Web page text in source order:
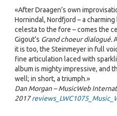
«After Draagen’s own
Hornindal, Nordfjord – a
celesta to the fore – comes the
Gigout’s Grand choeur dialogué.
it is too, the Steinmeyer in full
fine articulation laced with
album is mighty impressive, and
well; in short, a triumph.»
Dan Morgan – MusicWeb
2017